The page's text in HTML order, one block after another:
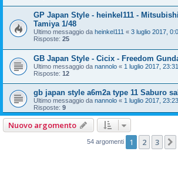
GP Japan Style - heinkel111 -
Tamiya 1/48
Ultimo messaggio da heinkel111 « 3 luglio 2017,
Risposte: 25
GB Japan Style - Cicix - Freedom
Ultimo messaggio da nannolo « 1 luglio 2017, 23:31
Risposte: 12
gb japan style a6m2a type 11 Saburo
Ultimo messaggio da nannolo « 1 luglio 2017, 23:23
Risposte: 9
Nuovo argomento
54 argomenti 1 2 3